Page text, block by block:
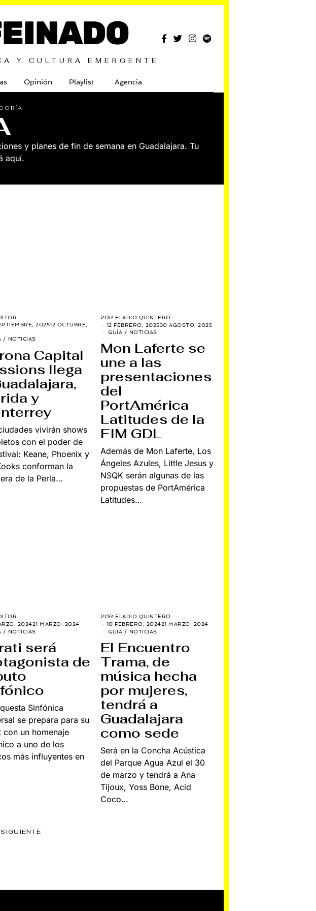
Y CULTURA EMERGENTE
Opinión Playlist Agencia
y planes de fin de semana en Guadalajara. Tu
aquí.
202512 OCTUBRE,
/ NOTICIAS
Capital
llega
y
vivirán shows
con el poder de
Keane, Phoenix y
conforman la
de la Perla…
POR ELADIO QUINTERO
12 FEBRERO, 202530 AGOSTO, 2025
GUÍA / NOTICIAS
Mon Laferte se
une a las
presentaciones
del
PortAmérica
Latitudes de la
FIM GDL
Además de Mon Laferte, Los
Ángeles Azules, Little Jesus y
NSQK serán algunas de las
propuestas de PortAmérica
Latitudes…
202421 MARZO, 2024
/ NOTICIAS
será
de
Sinfónica
se prepara para su
con un homenaje
a uno de los
más influyentes en
POR ELADIO QUINTERO
10 FEBRERO, 202421 MARZO, 2024
GUÍA / NOTICIAS
El Encuentro
Trama, de
música hecha
por mujeres,
tendrá a
Guadalajara
como sede
Será en la Concha Acústica
del Parque Agua Azul el 30
de marzo y tendrá a Ana
Tijoux, Yoss Bone, Acid
Coco…
SIGUIENTE